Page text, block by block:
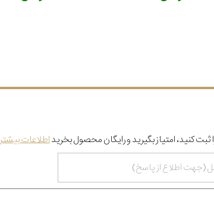
کنید، امتیاز بگیرید و رایگان محصول بخریداطلاعات بیشتر